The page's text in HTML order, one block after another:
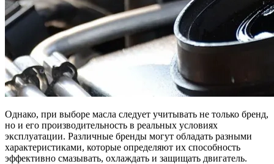
Однако, при выборе масла следует учитывать не только бренд,
но и его производительность в реальных условиях
эксплуатации. Различные бренды могут обладать разными
характеристиками, которые определяют их способность
эффективно смазывать, охлаждать и защищать двигатель.